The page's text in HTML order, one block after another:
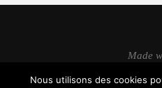
Made
Nous utilisons des cookies